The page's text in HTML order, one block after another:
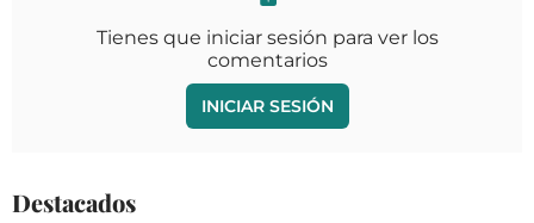
Tienes que iniciar sesión para ver los
comentarios
INICIAR SESIÓN
Destacados